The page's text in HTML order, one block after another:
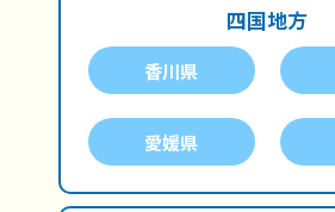
四国地方
香川県
愛媛県